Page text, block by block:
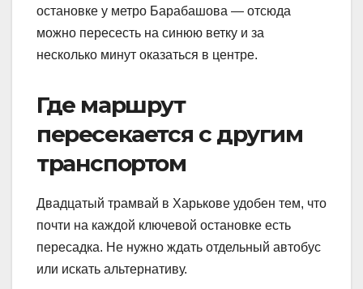
остановке у метро Барабашова — отсюда
можно пересесть на синюю ветку и за
несколько минут оказаться в центре.
Где маршрут
пересекается с другим
транспортом
Двадцатый трамвай в Харькове удобен тем, что
почти на каждой ключевой остановке есть
пересадка. Не нужно ждать отдельный автобус
или искать альтернативу.